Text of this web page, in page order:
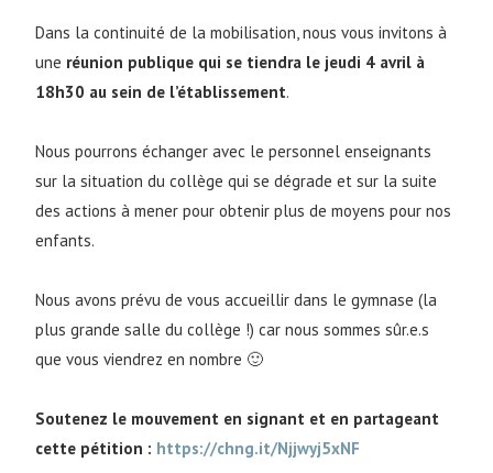
Dans la continuité de la mobilisation, nous vous invitons à
une réunion publique qui se tiendra le jeudi 4 avril à
18h30 au sein de l’établissement.
Nous pourrons échanger avec le personnel enseignants
sur la situation du collège qui se dégrade et sur la suite
des actions à mener pour obtenir plus de moyens pour nos
enfants.
Nous avons prévu de vous accueillir dans le gymnase (la
plus grande salle du collège !) car nous sommes sûr.e.s
que vous viendrez en nombre 🙂
Soutenez le mouvement en signant et en partageant
cette pétition : https://chng.it/Njjwyj5xNF